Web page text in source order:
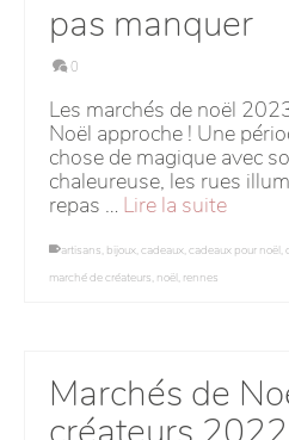
pas manquer
0
Les marchés de noël
Noël approche ! Une
chose de magique avec
chaleureuse, les rues
repas … Lire la suite
artisans, bijoux,cadeaux,cadeaux pour noël,
marché de créateurs, noël, rennes
Marchés de